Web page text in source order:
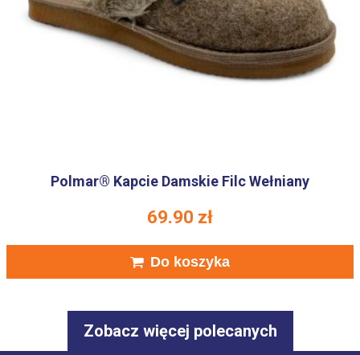
Polmar® Kapcie Damskie Filc Wełniany
69.90 zł
Do koszyka
Zobacz więcej polecanych